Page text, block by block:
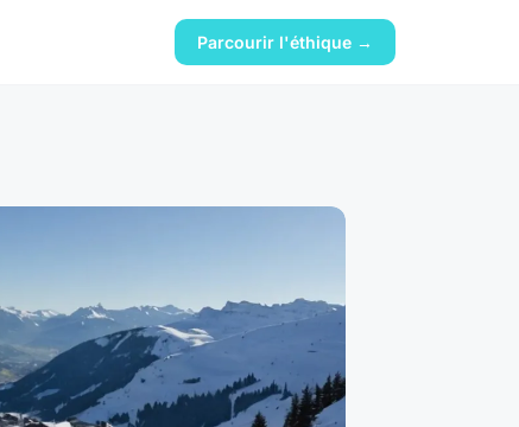
Parcourir l'éthique →